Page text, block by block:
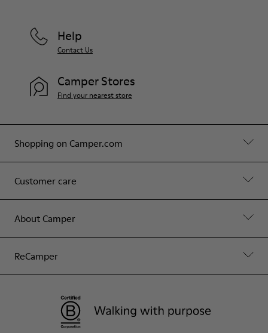
Shopping on Camper.com
Customer care
About Camper
ReCamper
Help
Contact Us
Camper Stores
Find your nearest store